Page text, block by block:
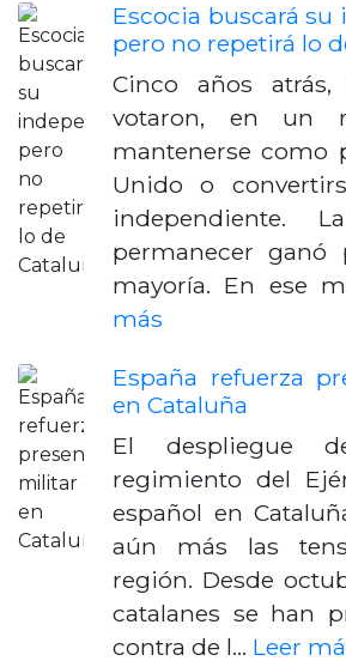
Escocia buscará su
pero no repetirá lo
Cinco años atrás,
votaron, en un
mantenerse como
Unido o
independiente.
permanecer ganó
mayoría. En ese
más
España refuerza
en Cataluña
El despliegue
regimiento del
español en
aún más las
región. Desde
catalanes se han
contra de l… Leer